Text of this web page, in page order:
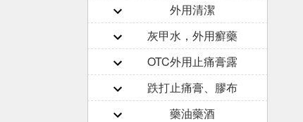
外用清潔
灰甲水，外用癬藥
OTC外用止痛膏露
跌打止痛膏、膠布
藥油藥酒